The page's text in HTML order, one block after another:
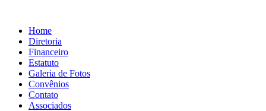
APM
Associação
Pais
Mestres
Colégio
Home
Diretoria
Financeiro
Estatuto
Galeria de Fotos
Convênios
Contato
Associados